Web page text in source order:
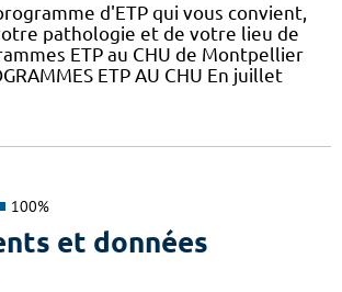
d'ETP qui vous convient,
pathologie et de votre lieu de
ETP au CHU de Montpellier
ETP AU CHU En juillet
100%
et données